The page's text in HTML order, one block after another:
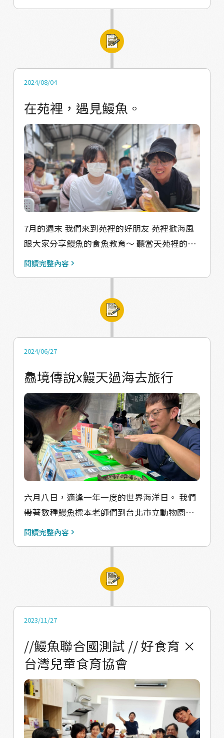
及每種鰻魚 對應不同種類的飲食方式～
2024/08/04
在苑裡，遇見鰻魚。
7月的週末 我們來到苑裡的好朋友 苑裡掀海風
跟大家分享鰻魚的食魚教育～ 聽當天苑裡的朋
友分享 之前在苑裡的河道裡也有河鰻 這也讓我
對應台灣或世界不同地域的風俗民情 所衍生出
家更認識鰻魚文化
閱讀完整內容
2024/06/27
鱻境傳說x鰻天過海去旅行
六月八日，適逢一年一度的世界海洋日。 我們
帶著數種鰻魚標本老師們到台北市立動物園～
讓大家體驗摸魚的樂趣～ / 跟大家分享常見鰻
看著大家摸著鰻魚不亦樂乎的樣子 我們也覺得
閱讀完整內容
2023/11/27
//鰻魚聯合國測試 // 好食育 ×
台灣兒童食育協會